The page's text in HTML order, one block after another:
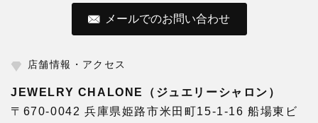
メールでのお問い合わせ
店舗情報・アクセス
JEWELRY CHALONE（ジュエリーシャロン）
〒670-0042 兵庫県姫路市米田町15-1-16 船場東ビ